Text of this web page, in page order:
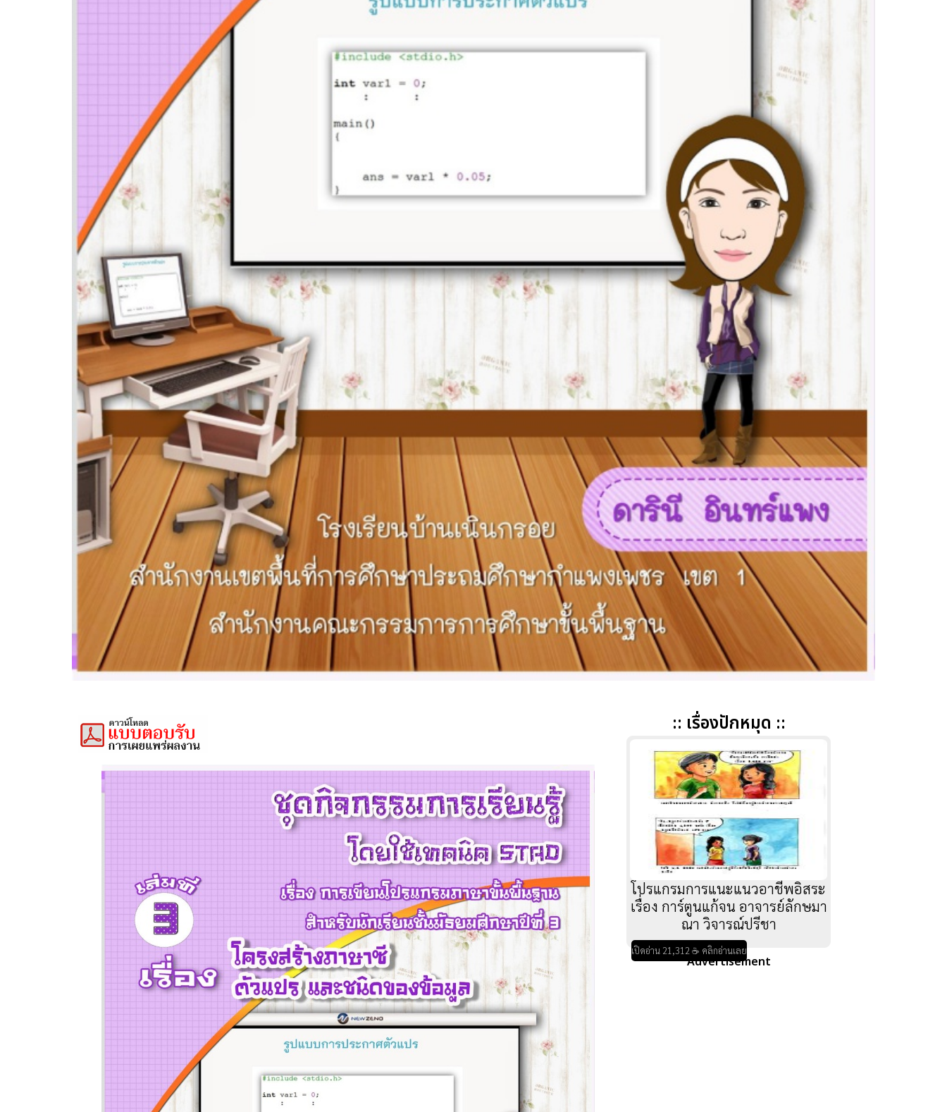
:: เรื่องปักหมุด ::
โปรแกรมการแนะแนวอาชีพอิสระ
เรื่อง การ์ตูนแก้จน อาจารย์ลักษมา
ณา วิจารณ์ปรีชา
เปิดอ่าน 21,312 ☕ คลิกอ่านเลย
Advertisement